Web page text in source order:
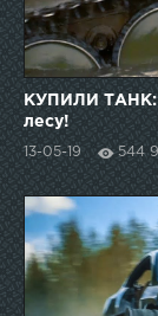
КУПИЛИ ТАНК:
лесу!
13-05-19 544